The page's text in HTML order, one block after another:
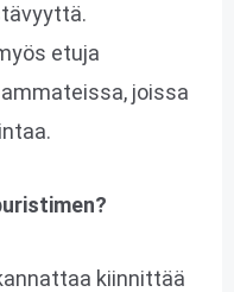
etuja
joissa
kiinnittää